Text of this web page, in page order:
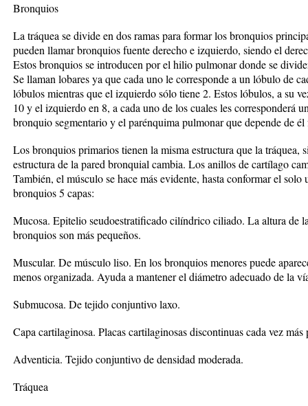
Bronquios
La tráquea se divide en dos ramas para formar los bronquios
pueden llamar bronquios fuente derecho e izquierdo, siendo el
Estos bronquios se introducen por el hilio pulmonar donde se
Se llaman lobares ya que cada uno le corresponde a un lóbulo de
lóbulos mientras que el izquierdo sólo tiene 2. Estos lóbulos, a su
10 y el izquierdo en 8, a cada uno de los cuales les corresponderá
bronquio segmentario y el parénquima pulmonar que depende de
Los bronquios primarios tienen la misma estructura que la tráquea,
estructura de la pared bronquial cambia. Los anillos de cartílago
También, el músculo se hace más evidente, hasta conformar el
bronquios 5 capas:
Mucosa. Epitelio seudoestratificado cilíndrico ciliado. La altura de
bronquios son más pequeños.
Muscular. De músculo liso. En los bronquios menores puede
menos organizada. Ayuda a mantener el diámetro adecuado de la
Submucosa. De tejido conjuntivo laxo.
Capa cartilaginosa. Placas cartilaginosas discontinuas cada vez más
Adventicia. Tejido conjuntivo de densidad moderada.
Tráquea